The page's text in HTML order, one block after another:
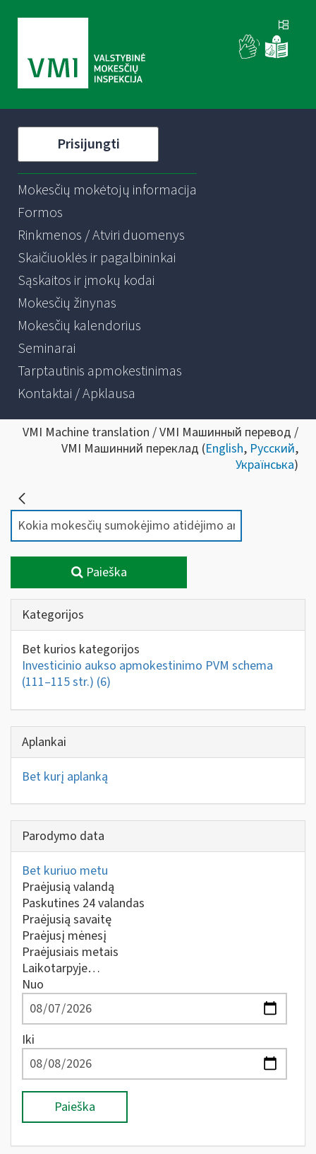
Prisijungti
Mokesčių mokėtojų informacija
Formos
Rinkmenos / Atviri duomenys
Skaičiuoklės ir pagalbininkai
Sąskaitos ir įmokų kodai
Mokesčių žinynas
Mokesčių kalendorius
Seminarai
Tarptautinis apmokestinimas
Kontaktai / Apklausa
VMI Machine translation / VMI Машинный перевод /
VMI Машинний переклад (English, Русский,
Українська)
Paieška
Kategorijos
Bet kurios kategorijos
Investicinio aukso apmokestinimo PVM schema
(111–115 str.) (6)
Aplankai
Bet kurį aplanką
Parodymo data
Bet kuriuo metu
Praėjusią valandą
Paskutines 24 valandas
Praėjusią savaitę
Praėjusį mėnesį
Praėjusiais metais
Laikotarpyje…
Nuo
Iki
Paieška